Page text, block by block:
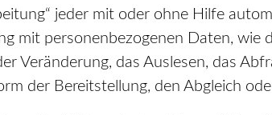
jeder mit oder ohne Hilfe
mit personenbezogenen Daten, wie
Veränderung, das Auslesen, das
der Bereitstellung, den Abgleich